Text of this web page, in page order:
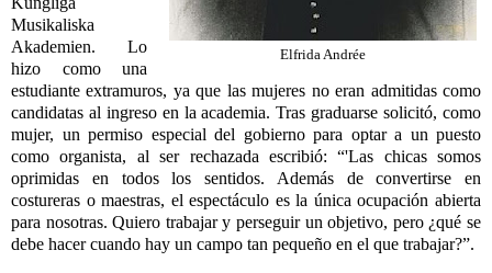
Elfrida Andrée
Musikaliska
Akademien. Lo
hizo como una
estudiante extramuros, ya que las mujeres no eran admitidas como
candidatas al ingreso en la academia. Tras graduarse solicitó, como
mujer, un permiso especial del gobierno para optar a un puesto
como organista, al ser rechazada escribió: “'Las chicas somos
oprimidas en todos los sentidos. Además de convertirse en
costureras o maestras, el espectáculo es la única ocupación abierta
para nosotras. Quiero trabajar y perseguir un objetivo, pero ¿qué se
debe hacer cuando hay un campo tan pequeño en el que trabajar?”.